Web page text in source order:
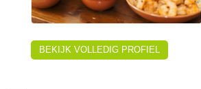
BEKIJK VOLLEDIG PROFIEL